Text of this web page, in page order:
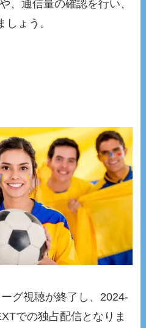
、通信量の確認を行い、
ょう。
グ視聴が終了し、2024-
での独占配信となりま